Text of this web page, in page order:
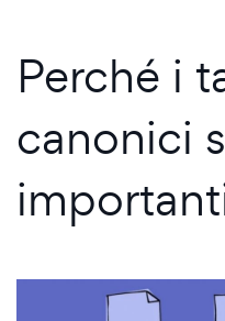
Perché i
canonici